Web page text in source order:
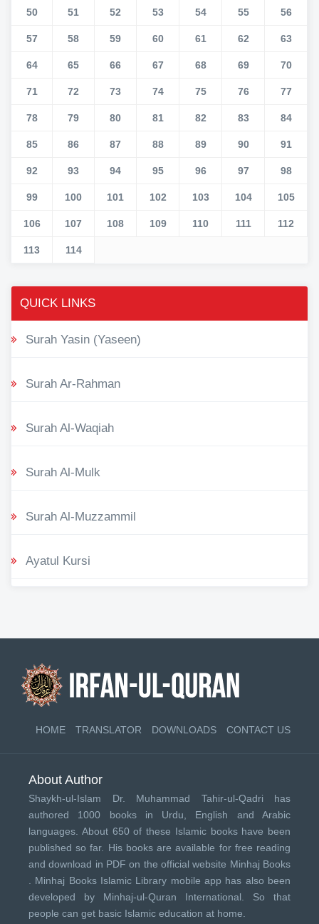
50 51 52 53 54 55 56
57 58 59 60 61 62 63
64 65 66 67 68 69 70
71 72 73 74 75 76 77
78 79 80 81 82 83 84
85 86 87 88 89 90 91
92 93 94 95 96 97 98
99 100 101 102 103 104 105
106 107 108 109 110 111 112
113 114
QUICK LINKS
Surah Yasin (Yaseen)
Surah Ar-Rahman
Surah Al-Waqiah
Surah Al-Mulk
Surah Al-Muzzammil
Ayatul Kursi
HOME TRANSLATOR DOWNLOADS CONTACT US
About Author
Shaykh-ul-Islam Dr. Muhammad Tahir-ul-Qadri has
authored 1000 books in Urdu, English and Arabic
languages. About 650 of these Islamic books have been
published so far. His books are available for free reading
and download in PDF on the official website Minhaj Books
Minhaj Books Islamic Library mobile app has also been
developed by Minhaj-ul-Quran International . So that
people can get basic Islamic education at home.